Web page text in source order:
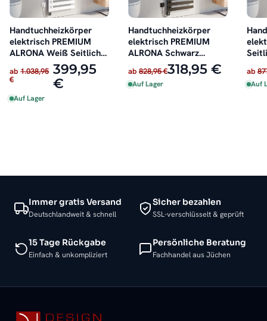
Handtuchheizkörper
elektrisch PREMIUM
ALRONA Weiß Seitlich
offen inkl. Heizstab
ab 1.038,95
€
399,95
€
Auf Lager
Handtuchheizkörper
elektrisch PREMIUM
ALRONA Schwarz
Seitlich offen rechts
oder links inkl. Heizstab
ab 828,95 €318,95 €
Auf Lager
ab
Auf
Immer gratis Versand
Deutschlandweit & schnell
Sicher bezahlen
SSL-verschlüsselt & geprüft
15 Tage Rückgabe
Einfach & unkompliziert
Persönliche Beratung
Fachhandel aus Jüchen